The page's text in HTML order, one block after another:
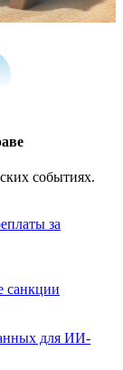
событиях.
за
санкции
для ИИ-